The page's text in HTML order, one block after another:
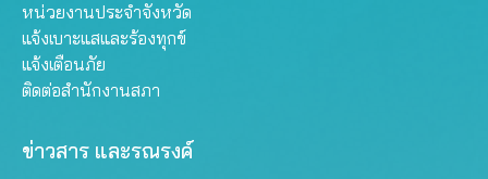
หน่วยงานประจำจังหวัด
แจ้งเบาะแสและร้องทุกข์
แจ้งเตือนภัย
ติดต่อสำนักงานสภา
ข่าวสาร และรณรงค์